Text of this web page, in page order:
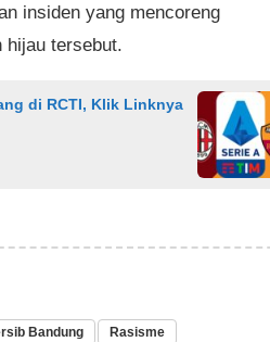
insiden yang mencoreng
hijau tersebut.
di RCTI, Klik Linknya
Bandung Rasisme